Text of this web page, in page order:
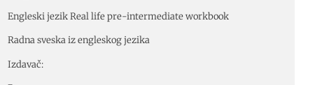
Engleski jezik Real life pre-intermediate workbook
Radna sveska iz engleskog jezika
Izdavač: